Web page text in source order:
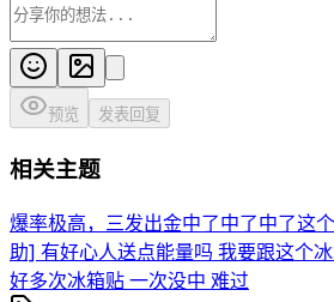
预览 发表回复
相关主题
爆率极高，三发出金中了中了中了这
助] 有好心人送点能量吗 我要跟这个冰
好多次冰箱贴 一次没中 难过